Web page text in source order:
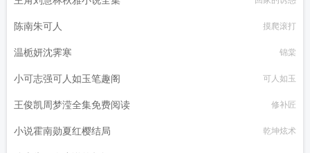
陈南朱可人 摸爬滚打
温栀妍沈霁寒 锦棠
小可志强可人如玉笔趣阁 可人如玉
王俊凯周梦滢全集免费阅读 修补匠
小说霍南勋夏红樱结局 乾坤炫术